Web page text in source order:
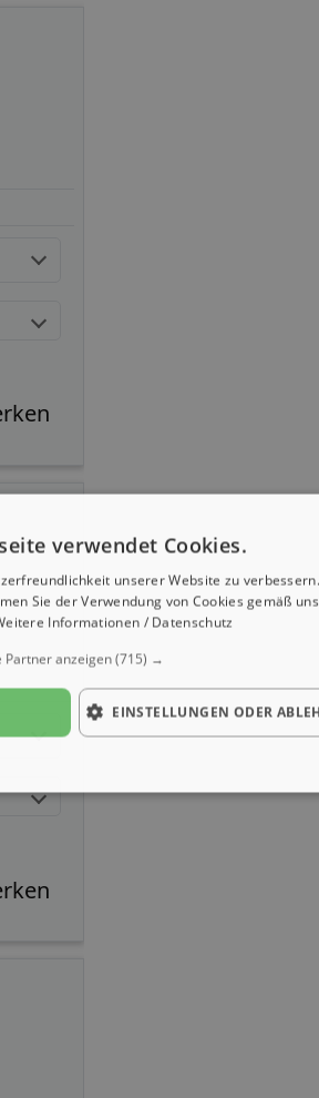
verwendet Cookies.
unserer Website zu
Sie der Verwendung von Cookies gemäß
Informationen / Datenschutz
Partner anzeigen(715) →
EINSTELLUNGEN ODER